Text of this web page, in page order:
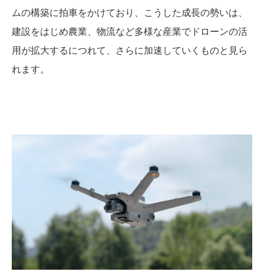
ムの構築に拍車をかけており、こうした成長の勢いは、
建設をはじめ農業、物流など多様な産業でドローンの活
用が拡大するにつれて、さらに加速していくものと見ら
れます。